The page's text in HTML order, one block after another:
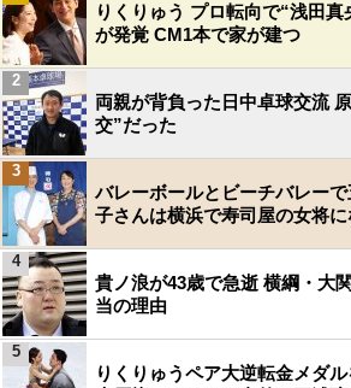
りくりゅう プロ転向で“浅田
が発覚 CM1本で家が建つ
両親が背負った日中卓球交流
交”だった
2
バレーボールとビーチバレー
子さんは横浜で寿司屋の女将
3
貴ノ浪が43歳で急逝 横綱・大
当の理由
4
りくりゅうペア大逆転金メダ
5